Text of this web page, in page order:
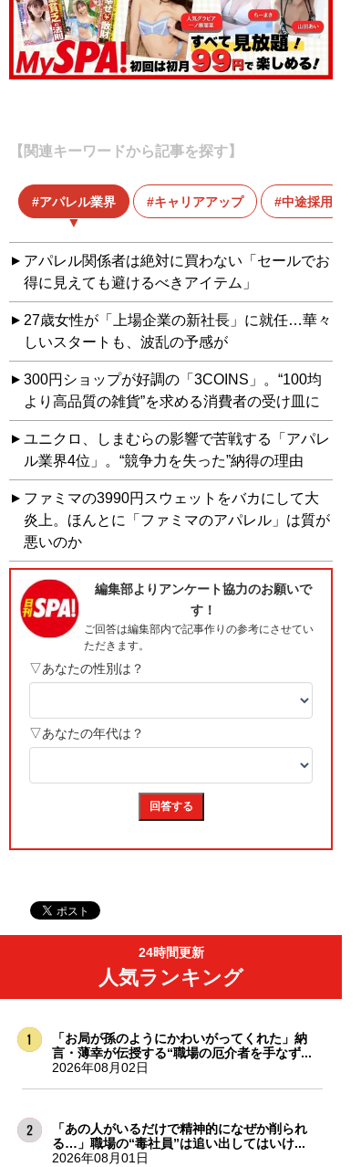
【関連キーワードから記事を探す】
アパレル業界 キャリアアップ 中途採用
アパレル関係者は絶対に買わない「セールでお
得に見えても避けるべきアイテム」
27歳女性が「上場企業の新社長」に就任…華々
しいスタートも、波乱の予感が
300円ショップが好調の「3COINS」。“100均
より高品質の雑貨”を求める消費者の受け皿に
ユニクロ、しまむらの影響で苦戦する「アパレ
ル業界4位」。“競争力を失った”納得の理由
ファミマの3990円スウェットをバカにして大
炎上。ほんとに「ファミマのアパレル」は質が
悪いのか
24時間更新
人気ランキング
「お局が孫のようにかわいがってくれた」納
言・薄幸が伝授する“職場の厄介者を手なず...
2026年08月02日
「あの人がいるだけで精神的になぜか削られ
る…」職場の“毒社員”は追い出してはいけ...
2026年08月01日